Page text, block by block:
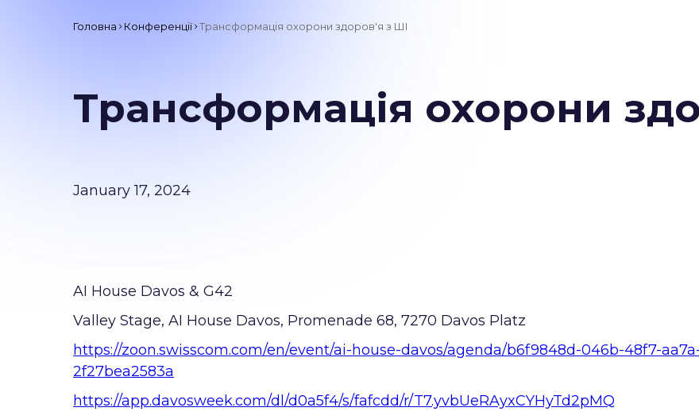
Головна Конференції Трансформація охорони здоров'я з ШІ
Трансформація охорони
January 17, 2024
AI House Davos & G42
Valley Stage, AI House Davos, Promenade 68, 7270 Davos Platz
https://zoon.swisscom.com/en/event/ai-house-davos/agenda/b6f9848d-046b-48f7-
2f27bea2583a
https://app.davosweek.com/dl/d0a5f4/s/fafcdd/r/T7.yvbUeRAyxCYHyTd2pMQ